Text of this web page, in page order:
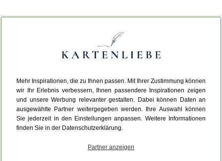
Mehr Inspirationen, die zu Ihnen passen. Mit Ihrer Zustimmung können
wir Ihr Erlebnis verbessern, Ihnen passendere Inspirationen zeigen
und unsere Werbung relevanter gestalten. Dabei können Daten an
ausgewählte Partner weitergegeben werden. Ihre Auswahl können
Sie jederzeit in den Einstellungen anpassen. Weitere Informationen
finden Sie in der Datenschutzerklärung.
Partner anzeigen